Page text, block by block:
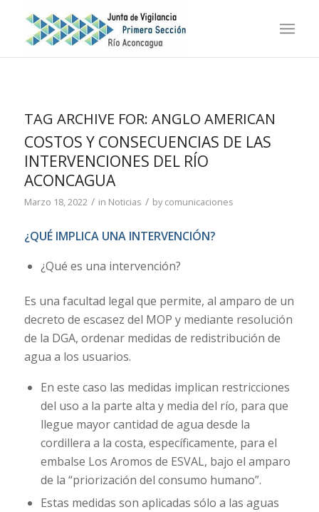
TAG ARCHIVE FOR: ANGLO AMERICAN
COSTOS Y CONSECUENCIAS DE LAS
INTERVENCIONES DEL RÍO
ACONCAGUA
Marzo 18, 2022 / in Noticias / bycomunicaciones
¿QUÉ IMPLICA UNA INTERVENCIÓN?
¿Qué es una intervención?
Es una facultad legal que permite, al amparo de un
decreto de escasez del MOP y mediante resolución
de la DGA, ordenar medidas de redistribución de
agua a los usuarios.
En este caso las medidas implican restricciones
del uso a la parte alta y media del río, para que
llegue mayor cantidad de agua desde la
cordillera a la costa, específicamente, para el
embalse Los Aromos de ESVAL, bajo el amparo
de la “priorización del consumo humano”.
Estas medidas son aplicadas sólo a las aguas